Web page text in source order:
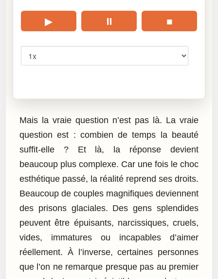
▶ ⏸ ■
Mais la vraie question n’est pas là. La vraie
question est : combien de temps la beauté
suffit-elle ? Et là, la réponse devient
beaucoup plus complexe. Car une fois le choc
esthétique passé, la réalité reprend ses droits.
Beaucoup de couples magnifiques deviennent
des prisons glaciales. Des gens splendides
peuvent être épuisants, narcissiques, cruels,
vides, immatures ou incapables d’aimer
réellement. À l’inverse, certaines personnes
que l’on ne remarque presque pas au premier